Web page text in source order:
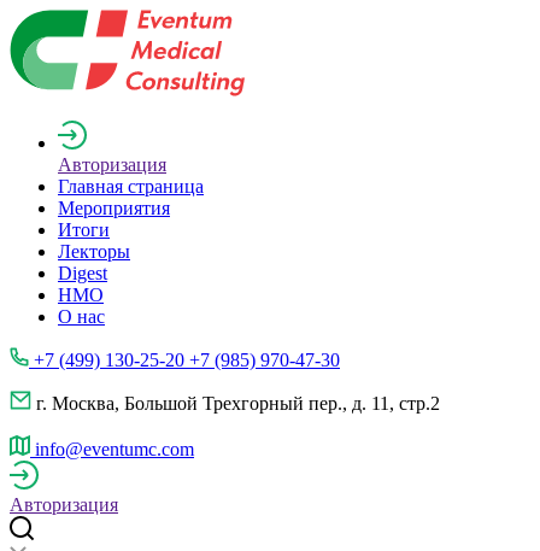
Авторизация
Главная страница
Мероприятия
Итоги
Лекторы
Digest
НМО
О нас
+7 (499) 130-25-20 +7 (985) 970-47-30
г. Москва, Большой Трехгорный пер., д. 11, стр.2
info@eventumc.com
Авторизация